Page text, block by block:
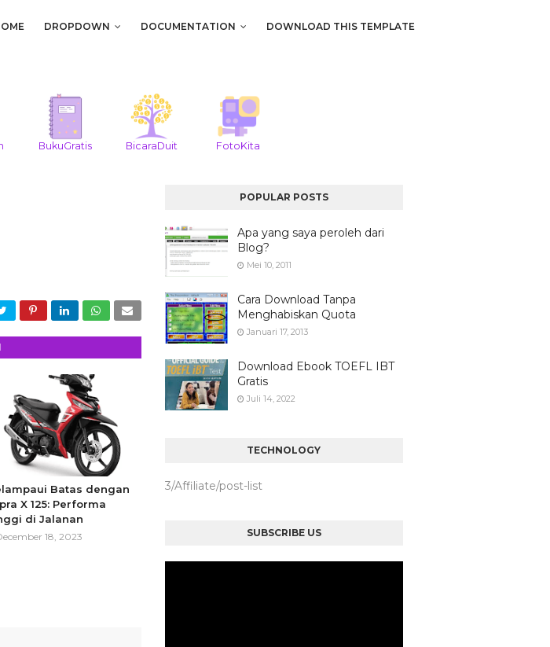
DROPDOWN DOCUMENTATION DOWNLOAD THIS TEMPLATE
BukuGratis BicaraDuit FotoKita
Batas dengan
X 125: Performa
di Jalanan
18, 2023
POPULAR POSTS
Apa yang saya peroleh dari
Blog?
Mei 10, 2011
Cara Download Tanpa
Menghabiskan Quota
Januari 17, 2013
Download Ebook TOEFL IBT
Gratis
Juli 14, 2022
TECHNOLOGY
3/Affiliate/post-list
SUBSCRIBE US